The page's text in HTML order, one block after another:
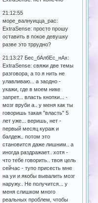
21:12:55
море_валнуицца_рас:
ExtraSense: просто прошу
оставить в покое девушку
разве это тррудно?
21:13:27 Бес_бАлбЕс_нАх:
ExtraSense: свяжи две темы
разговора, а то я нить не
улавливаю... а заодно -
укажи, где в моем нике
запрет... власть кнопки... -
мозг вруби а.. у меня как ты
говоришь такая "власть" 5
лет уже... веришь, нет -
первый месяц кураж и
балдеж.. потом это
становится даже лишним.. а
иногда раздражает.. хотя -
что тебе говорить.. твоя цель
сейчас - тупо присесть мне
на уи и якобы вывалить мозг
наружу.. Не получится... у
меня слишком много
реальных проблем, чтобы